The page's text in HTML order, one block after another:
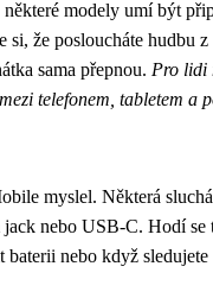
modely umí být
si, že posloucháte hudbu
sama přepnou. Pro lidi
telefonem, tabletem a
myslel. Některá
nebo USB-C. Hodí se
baterii nebo když